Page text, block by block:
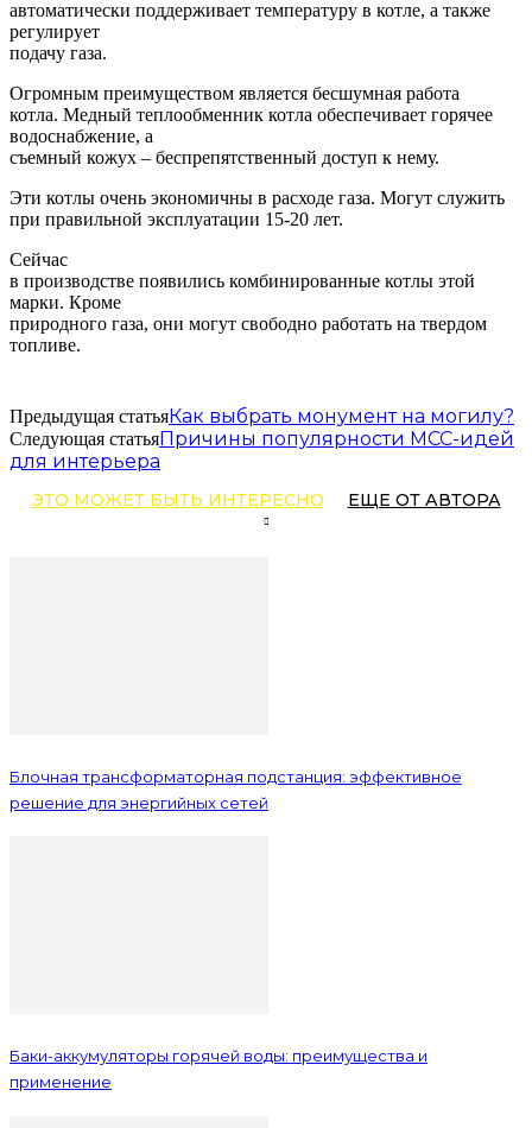
автоматически поддерживает температуру в котле, а также
регулирует
подачу газа.
Огромным преимуществом является бесшумная работа
котла. Медный теплообменник котла обеспечивает горячее
водоснабжение, а
съемный кожух – беспрепятственный доступ к нему.
Эти котлы очень экономичны в расходе газа. Могут служить
при правильной эксплуатации 15-20 лет.
Сейчас
в производстве появились комбинированные котлы этой
марки. Кроме
природного газа, они могут свободно работать на твердом
топливе.
Предыдущая статьяКак выбрать монумент на могилу?
Следующая статьяПричины популярности МСС-идей
для интерьера
ЭТО МОЖЕТ БЫТЬ ИНТЕРЕСНО ЕЩЕ ОТ АВТОРА
Блочная трансформаторная подстанция: эффективное
решение для энергийных сетей
Баки-аккумуляторы горячей воды: преимущества и
применение